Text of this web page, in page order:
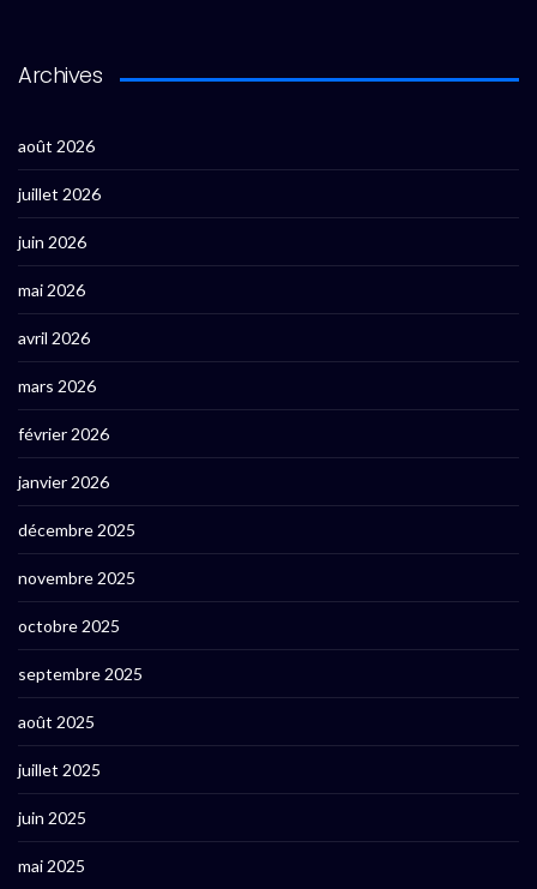
Archives
août 2026
juillet 2026
juin 2026
mai 2026
avril 2026
mars 2026
février 2026
janvier 2026
décembre 2025
novembre 2025
octobre 2025
septembre 2025
août 2025
juillet 2025
juin 2025
mai 2025